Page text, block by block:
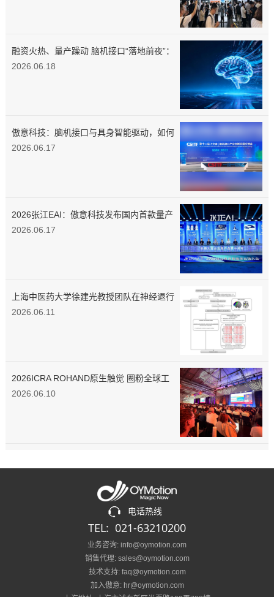
融资火热、量产躁动 脑机接口“落地前夜”：
当马斯克按下量产键，中国企业正用“介入
2026.06.18
傲意科技：脑机接口与具身智能驱动，如何
打造物理AI的底层融合闭环？
2026.06.17
2026张江EAI：傲意科技发布国内首款量产
3D磁触觉灵巧手
2026.06.17
上海中医药大学徐建光教授团队在神经退行
性疾病环路靶向调控机制领域取得创新性研
2026.06.11
2026ICRA ROHAND原生触觉 圈粉全球工
程师
2026.06.10
电话热线
TEL: 021-63210200
业务咨询: info@oymotion.com
销售代理: sales@oymotion.com
技术支持: faq@oymotion.com
加入傲意: hr@oymotion.com